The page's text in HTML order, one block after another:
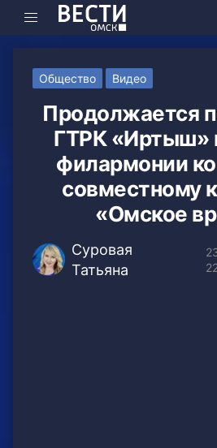
Общество Видео
Продолжается
ГТРК «Иртыш»
филармонии
совместному
«Омское
Суровая
Татьяна